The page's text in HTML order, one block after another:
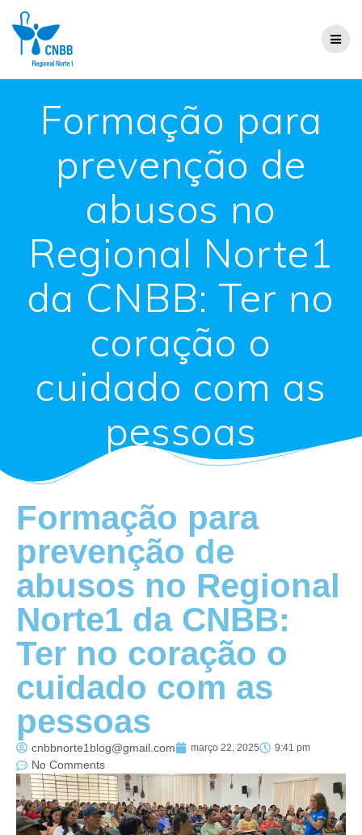
Formação para
prevenção de
abusos no
Regional Norte1
da CNBB: Ter no
coração o
cuidado com as
pessoas
Formação para
prevenção de
abusos no Regional
Norte1 da CNBB:
Ter no coração o
cuidado com as
pessoas
cnbbnorte1blog@gmail.com março 22, 2025 9:41 pm
No Comments